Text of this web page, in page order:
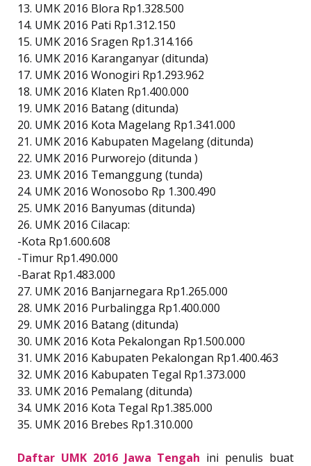
13. UMK 2016 Blora Rp1.328.500
14. UMK 2016 Pati Rp1.312.150
15. UMK 2016 Sragen Rp1.314.166
16. UMK 2016 Karanganyar (ditunda)
17. UMK 2016 Wonogiri Rp1.293.962
18. UMK 2016 Klaten Rp1.400.000
19. UMK 2016 Batang (ditunda)
20. UMK 2016 Kota Magelang Rp1.341.000
21. UMK 2016 Kabupaten Magelang (ditunda)
22. UMK 2016 Purworejo (ditunda )
23. UMK 2016 Temanggung (tunda)
24. UMK 2016 Wonosobo Rp 1.300.490
25. UMK 2016 Banyumas (ditunda)
26. UMK 2016 Cilacap:
-Kota Rp1.600.608
-Timur Rp1.490.000
-Barat Rp1.483.000
27. UMK 2016 Banjarnegara Rp1.265.000
28. UMK 2016 Purbalingga Rp1.400.000
29. UMK 2016 Batang (ditunda)
30. UMK 2016 Kota Pekalongan Rp1.500.000
31. UMK 2016 Kabupaten Pekalongan Rp1.400.463
32. UMK 2016 Kabupaten Tegal Rp1.373.000
33. UMK 2016 Pemalang (ditunda)
34. UMK 2016 Kota Tegal Rp1.385.000
35. UMK 2016 Brebes Rp1.310.000
Daftar UMK 2016 Jawa Tengah ini penulis buat